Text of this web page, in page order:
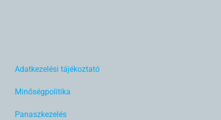
Adatkezelési tájékoztató
Minőségpolitika
Panaszkezelés